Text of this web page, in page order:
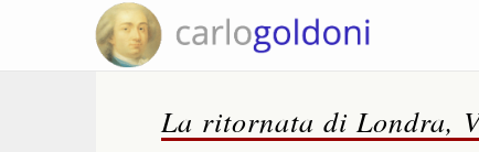
La ritornata di Londra,